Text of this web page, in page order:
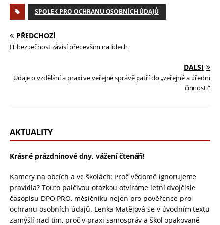
SPOLEK PRO OCHRANU OSOBNÍCH ÚDAJŮ
PŘEDCHOZÍ
IT bezpečnost závisí především na lidech
DALŠÍ
Údaje o vzdělání a praxi ve veřejné správě patří do „veřejné a úřední
činnosti“
AKTUALITY
Krásné prázdninové dny, vážení čtenáři!
Kamery na obcích a ve školách: Proč vědomě ignorujeme
pravidla? Touto palčivou otázkou otvíráme letní dvojčísle
časopisu DPO PRO, měsíčníku nejen pro pověřence pro
ochranu osobních údajů. Lenka Matějová se v úvodním textu
zamýšlí nad tím, proč v praxi samospráv a škol opakovaně